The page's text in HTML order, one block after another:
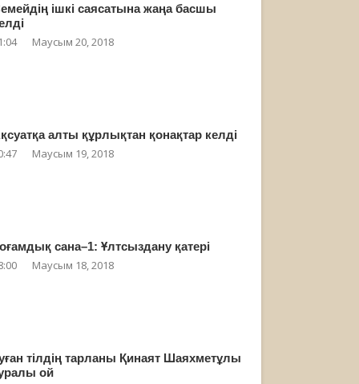
ішкі саясатына жаңа басшы
Маусым 20, 2018
алты құрлықтан қонақтар келді
Маусым 19, 2018
сана–1: Ұлтсыздану қатері
Маусым 18, 2018
тілдің тарланы Қинаят Шаяхметұлы
ой